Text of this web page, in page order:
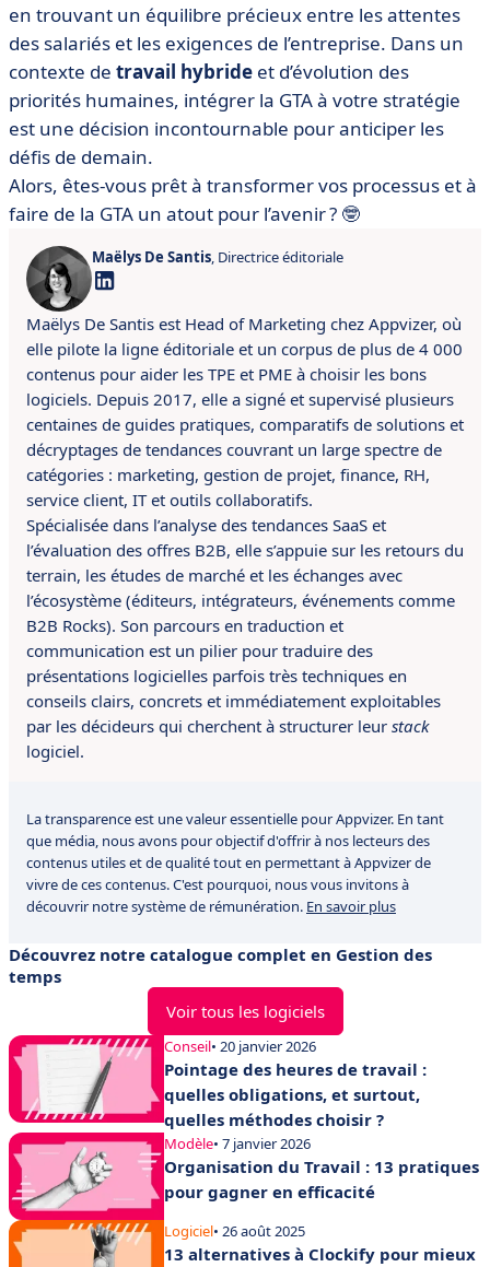
en trouvant un équilibre précieux entre les attentes
des salariés et les exigences de l’entreprise. Dans un
contexte de travail hybride et d’évolution des
priorités humaines, intégrer la GTA à votre stratégie
est une décision incontournable pour anticiper les
défis de demain.
Alors, êtes-vous prêt à transformer vos processus et à
faire de la GTA un atout pour l’avenir ? 🤓
Maëlys De Santis, Directrice éditoriale
Maëlys De Santis est Head of Marketing chez Appvizer, où
elle pilote la ligne éditoriale et un corpus de plus de 4 000
contenus pour aider les TPE et PME à choisir les bons
logiciels. Depuis 2017, elle a signé et supervisé plusieurs
centaines de guides pratiques, comparatifs de solutions et
décryptages de tendances couvrant un large spectre de
catégories : marketing, gestion de projet, finance, RH,
service client, IT et outils collaboratifs.
Spécialisée dans l’analyse des tendances SaaS et
l’évaluation des offres B2B, elle s’appuie sur les retours du
terrain, les études de marché et les échanges avec
l’écosystème (éditeurs, intégrateurs, événements comme
B2B Rocks). Son parcours en traduction et
communication est un pilier pour traduire des
présentations logicielles parfois très techniques en
conseils clairs, concrets et immédiatement exploitables
par les décideurs qui cherchent à structurer leur stack
logiciel.
La transparence est une valeur essentielle pour Appvizer. En tant
que média, nous avons pour objectif d'offrir à nos lecteurs des
contenus utiles et de qualité tout en permettant à Appvizer de
vivre de ces contenus. C'est pourquoi, nous vous invitons à
découvrir notre système de rémunération. En savoir plus
Découvrez notre catalogue complet en Gestion des
temps
Voir tous les logiciels
Conseil• 20 janvier 2026
Pointage des heures de travail :
quelles obligations, et surtout,
quelles méthodes choisir ?
Modèle• 7 janvier 2026
Organisation du Travail : 13 pratiques
pour gagner en efficacité
Logiciel• 26 août 2025
13 alternatives à Clockify pour mieux